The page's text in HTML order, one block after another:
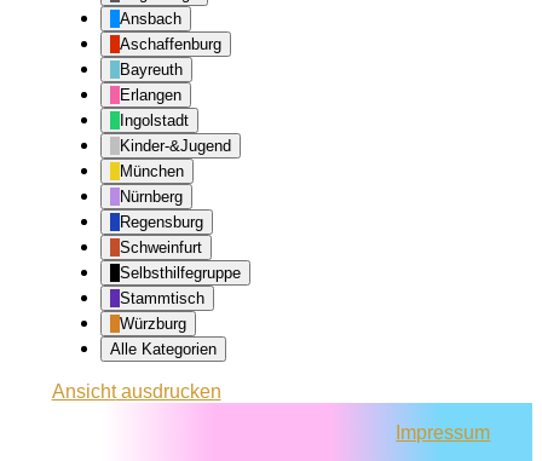
Ansbach
Aschaffenburg
Bayreuth
Erlangen
Ingolstadt
Kinder-&Jugend
München
Nürnberg
Regensburg
Schweinfurt
Selbsthilfegruppe
Stammtisch
Würzburg
Alle Kategorien
Ansichtausdrucken
Impressum